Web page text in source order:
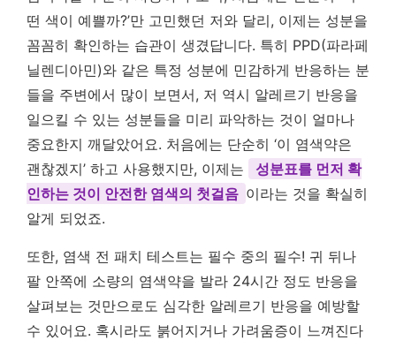
떤 색이 예쁠까?’만 고민했던 저와 달리, 이제는 성분을
꼼꼼히 확인하는 습관이 생겼답니다. 특히 PPD(파라페
닐렌디아민)와 같은 특정 성분에 민감하게 반응하는 분
들을 주변에서 많이 보면서, 저 역시 알레르기 반응을
일으킬 수 있는 성분들을 미리 파악하는 것이 얼마나
중요한지 깨달았어요. 처음에는 단순히 ‘이 염색약은
괜찮겠지’ 하고 사용했지만, 이제는
성분표를 먼저 확
인하는 것이 안전한 염색의 첫걸음 이라는 것을 확실히
알게 되었죠.
또한, 염색 전 패치 테스트는 필수 중의 필수! 귀 뒤나
팔 안쪽에 소량의 염색약을 발라 24시간 정도 반응을
살펴보는 것만으로도 심각한 알레르기 반응을 예방할
수 있어요. 혹시라도 붉어지거나 가려움증이 느껴진다